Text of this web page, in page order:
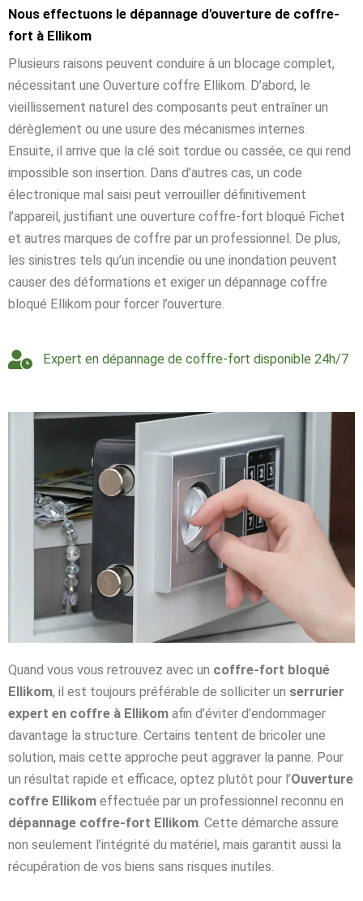
Nous effectuons le dépannage d'ouverture de coffre-
fort à Ellikom
Plusieurs raisons peuvent conduire à un blocage complet,
nécessitant une Ouverture coffre Ellikom. D’abord, le
vieillissement naturel des composants peut entraîner un
dérèglement ou une usure des mécanismes internes.
Ensuite, il arrive que la clé soit tordue ou cassée, ce qui rend
impossible son insertion. Dans d’autres cas, un code
électronique mal saisi peut verrouiller définitivement
l’appareil, justifiant une ouverture coffre-fort bloqué Fichet
et autres marques de coffre par un professionnel. De plus,
les sinistres tels qu’un incendie ou une inondation peuvent
causer des déformations et exiger un dépannage coffre
bloqué Ellikom pour forcer l’ouverture.
Expert en dépannage de coffre-fort disponible 24h/7
Quand vous vous retrouvez avec un coffre-fort bloqué
Ellikom, il est toujours préférable de solliciter un serrurier
expert en coffre à Ellikom afin d’éviter d’endommager
davantage la structure. Certains tentent de bricoler une
solution, mais cette approche peut aggraver la panne. Pour
un résultat rapide et efficace, optez plutôt pour l’Ouverture
coffre Ellikom effectuée par un professionnel reconnu en
dépannage coffre-fort Ellikom. Cette démarche assure
non seulement l’intégrité du matériel, mais garantit aussi la
récupération de vos biens sans risques inutiles.